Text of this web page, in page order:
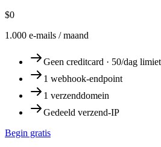
$0
1.000 e-mails / maand
Geen creditcard · 50/dag limiet
1 webhook-endpoint
1 verzenddomein
Gedeeld verzend-IP
Begin gratis